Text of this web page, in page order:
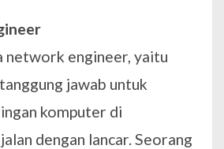
network engineer, yaitu
jawab untuk
komputer di
dengan lancar. Seorang